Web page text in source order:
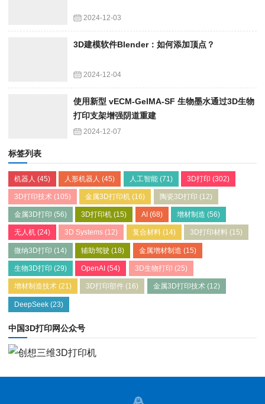
2024-12-03
3D建模软件Blender：如何添加顶点？
2024-12-04
使用新型 vECM-GelMA-SF 生物墨水通过3D生物
打印支架增强阴道重建
2024-12-07
标签列表
机器人 (45) 人形机器人 (45) 人工智能(71) 3D打印 (302)
3D打印技术 (105) 金属3D打印机 (16) 陶瓷3D打印 (12)
金属3D打印 (56) 3D打印机 (15) AI (68) 增材制造 (56)
无人机 (24) 3D Systems (12) 复合材料(14) 3D打印材料 (15)
微纳3D打印 (14) 辅助驾驶 (18) 金属增材制造 (15)
生物3D打印 (29) OpenAI (54) 3D生物打印 (25)
增材制造技术 (21) 3D打印部件 (16) 金属3D打印技术(12)
DeepSeek (23)
中国3D打印网公众号